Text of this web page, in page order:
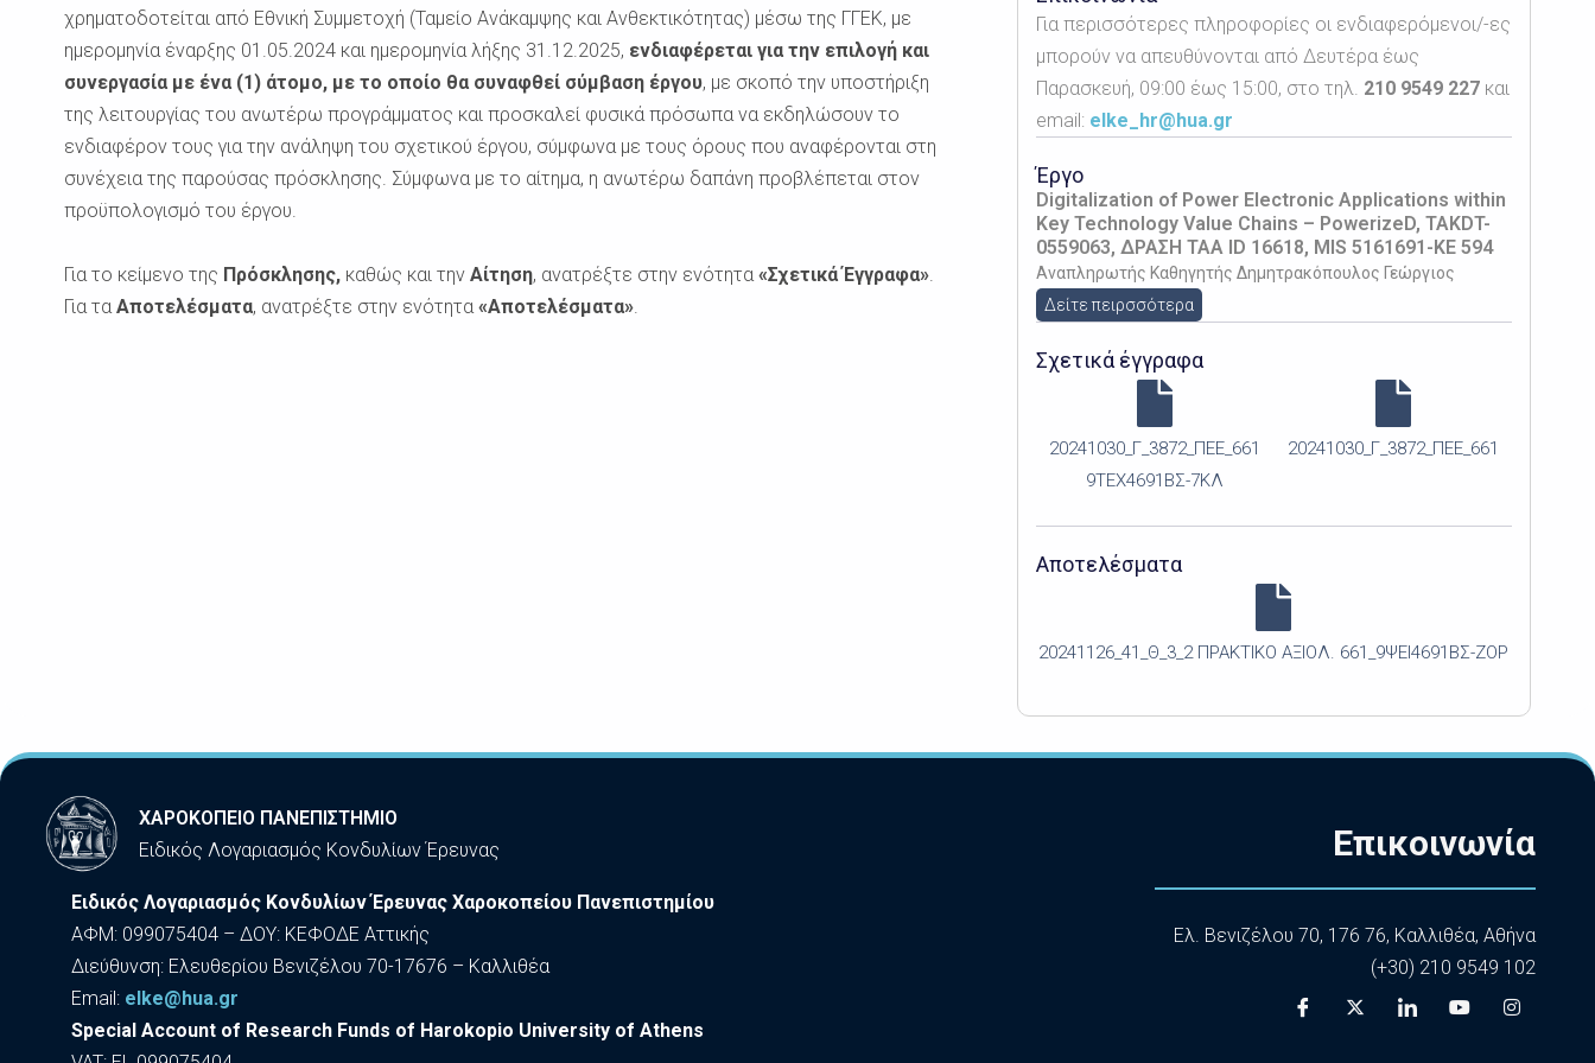
χρηματοδοτείται από Εθνική Συμμετοχή (Ταμείο Ανάκαμψης και Ανθεκτικότητας) μέσω της ΓΓΕΚ, με
ημερομηνία έναρξης 01.05.2024 και ημερομηνία λήξης 31.12.2025, ενδιαφέρεται για την επιλογή και
συνεργασία με ένα (1) άτομο, με το οποίο θα συναφθεί σύμβαση έργου, με σκοπό την υποστήριξη
της λειτουργίας του ανωτέρω προγράμματος και προσκαλεί φυσικά πρόσωπα να εκδηλώσουν το
ενδιαφέρον τους για την ανάληψη του σχετικού έργου, σύμφωνα με τους όρους που αναφέρονται στη
συνέχεια της παρούσας πρόσκλησης. Σύμφωνα με το αίτημα, η ανωτέρω δαπάνη προβλέπεται στον
προϋπολογισμό του έργου.
Για το κείμενο της Πρόσκλησης, καθώς και τηνΑίτηση, ανατρέξτε στην ενότητα«Σχετικά Έγγραφα».
Για ταΑποτελέσματα, ανατρέξτε στην ενότητα«Αποτελέσματα».
Για περισσότερες πληροφορίες οι ενδιαφερόμενοι/-ες
μπορούν να απευθύνονται από Δευτέρα έως
Παρασκευή, 09:00 έως 15:00, στο τηλ. 210 9549 227 και
email: elke_hr@hua.gr
Έργο
Digitalization of Power Electronic Applications within
Key Technology Value Chains – PowerizeD, TAKDT-
0559063, ΔΡΑΣΗ ΤΑΑ ID 16618, MIS 5161691-ΚΕ 594
Αναπληρωτής Καθηγητής Δημητρακόπουλος Γεώργιος
Δείτε πειρσσότερα
Σχετικά έγγραφα
20241030_Γ_3872_ΠΕΕ_661
9ΤΕΧ4691ΒΣ-7ΚΛ
20241030_Γ_3872_ΠΕΕ_661
Αποτελέσματα
20241126_41_Θ_3_2 ΠΡΑΚΤΙΚΟ ΑΞΙΟΛ. 661_9ΨΕΙ4691ΒΣ-ΖΟΡ
ΧΑΡΟΚΟΠΕΙΟ ΠΑΝΕΠΙΣΤΗΜΙΟ
Ειδικός Λογαριασμός Κονδυλίων Έρευνας
Ειδικός Λογαριασμός Κονδυλίων Έρευνας Χαροκοπείου Πανεπιστημίου
ΑΦΜ: 099075404 – ΔΟΥ: ΚΕΦΟΔΕ Αττικής
Διεύθυνση: Ελευθερίου Βενιζέλου 70-17676 – Καλλιθέα
Εmail: elke@hua.gr
Special Account of Research Funds of Harokopio University of Athens
Επικοινωνία
Ελ. Βενιζέλου 70, 176 76, Καλλιθέα, Αθήνα
(+30) 210 9549 102